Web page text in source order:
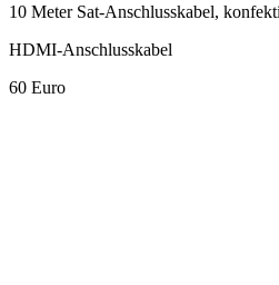
10 Meter Sat-Anschlusskabel,
HDMI-Anschlusskabel
60 Euro